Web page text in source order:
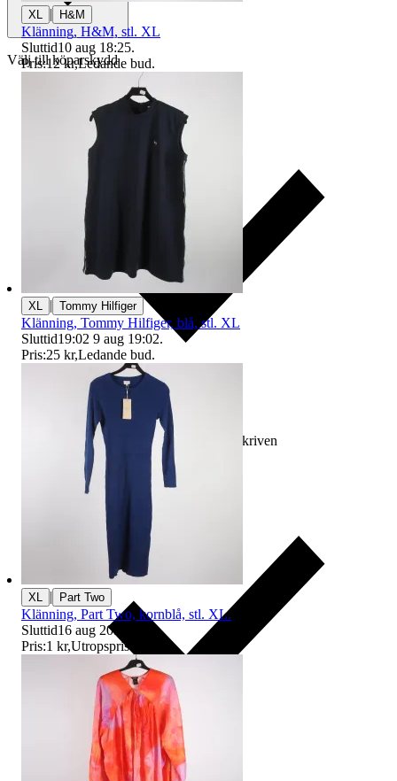
Välj till köparskydd
Ersättning om varan inte är som beskriven
XL | H&M
Klänning, H&M, stl. XL
Sluttid10 aug 18:25.
Pris:12 kr,Ledande bud.
XL | Tommy Hilfiger
Klänning, Tommy Hilfiger, blå, stl. XL
Sluttid19:02 9 aug 19:02.
Pris:25 kr,Ledande bud.
XL | Part Two
Klänning, Part Two, kornblå, stl. XL.
Sluttid16 aug 20:41
Pris:1 kr,Utropspris